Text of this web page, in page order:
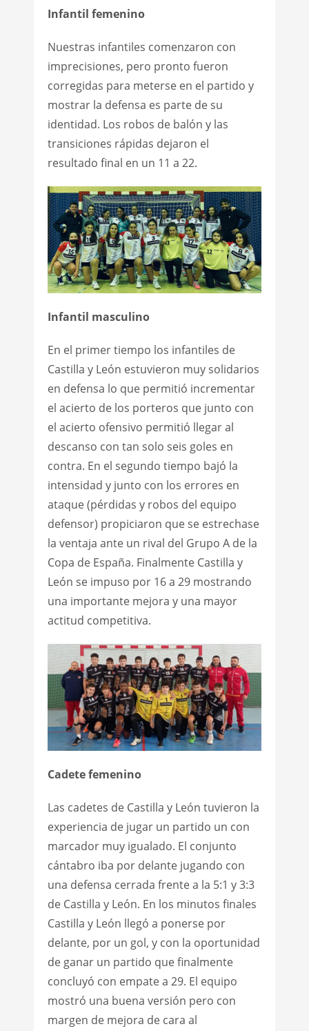
Infantil femenino
Nuestras infantiles comenzaron con
imprecisiones, pero pronto fueron
corregidas para meterse en el partido y
mostrar la defensa es parte de su
identidad. Los robos de balón y las
transiciones rápidas dejaron el
resultado final en un 11 a 22.
Infantil masculino
En el primer tiempo los infantiles de
Castilla y León estuvieron muy solidarios
en defensa lo que permitió incrementar
el acierto de los porteros que junto con
el acierto ofensivo permitió llegar al
descanso con tan solo seis goles en
contra. En el segundo tiempo bajó la
intensidad y junto con los errores en
ataque (pérdidas y robos del equipo
defensor) propiciaron que se estrechase
la ventaja ante un rival del Grupo A de la
Copa de España. Finalmente Castilla y
León se impuso por 16 a 29 mostrando
una importante mejora y una mayor
actitud competitiva.
Cadete femenino
Las cadetes de Castilla y León tuvieron la
experiencia de jugar un partido un con
marcador muy igualado. El conjunto
cántabro iba por delante jugando con
una defensa cerrada frente a la 5:1 y 3:3
de Castilla y León. En los minutos finales
Castilla y León llegó a ponerse por
delante, por un gol, y con la oportunidad
de ganar un partido que finalmente
concluyó con empate a 29. El equipo
mostró una buena versión pero con
margen de mejora de cara al